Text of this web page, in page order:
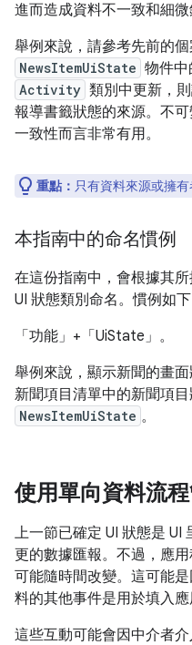
進而造成資料不一致和細微
舉例來說，請參考先前的
NewsItemUiState 物件中
Activity 類別中更新，
報導書籤狀態的來源。不
一致性而言非常有用。
重點： 只有資料來源或擁有
本指南中的命名慣例
在這份指南中，會根據其
UI 狀態類別命名。慣例如下
「功能」 +「UiState」 。
舉例來說，顯示新聞的畫
新聞項目清單中的新聞項
NewsItemUiState 。
使用單向資料流
上一節已確定 UI 狀態是 UI
更的數據匯報。不過，應
可能隨時間改變。這可能
料的其他事件是用於填入應
這些互動可能會因中介者